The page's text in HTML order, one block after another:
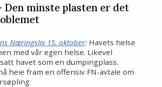
Den minste plasten er det
Næringsliv 15. oktober: Havets helse
med vår egen helse. Likevel
havet som en dumpingplass.
heie fram en offensiv FN-avtale om